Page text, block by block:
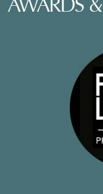
AWARDS &